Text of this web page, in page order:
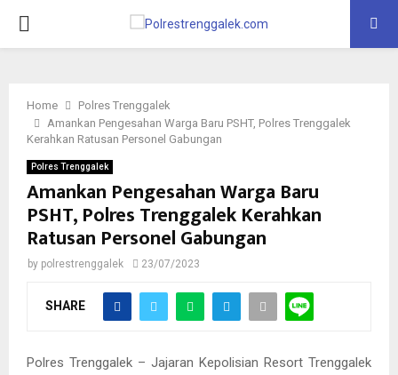
PRIMARY
Home
Polres Trenggalek
Amankan Pengesahan Warga Baru PSHT, Polres Trenggalek
Kerahkan Ratusan Personel Gabungan
Polres Trenggalek
Amankan Pengesahan Warga Baru
PSHT, Polres Trenggalek Kerahkan
Ratusan Personel Gabungan
by polrestrenggalek 23/07/2023
SHARE
Polres Trenggalek – Jajaran Kepolisian Resort Trenggalek